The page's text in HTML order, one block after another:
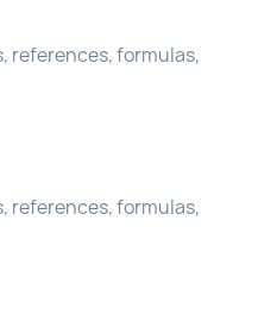
references, formulas,
references, formulas,